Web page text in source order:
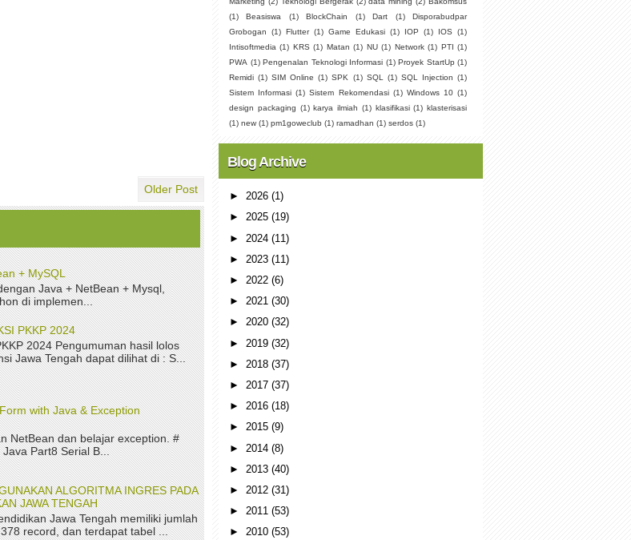
Older Post
+ MySQL
Java + NetBean + Mysql,
di implemen...
PKKP 2024
2024 Pengumuman hasil lolos
Jawa Tengah dapat dilihat di : S...
with Java & Exception
NetBean dan belajar exception. #
Part8 Serial B...
ALGORITMA INGRES PADA
JAWA TENGAH
Jawa Tengah memiliki jumlah
record, dan terdapat tabel ...
(1)
Beasiswa (1) BlockChain (1) Dart (1)
Disporabudpar
Grobogan
(1) Flutter (1) Game Edukasi (1) IOP (1) IOS
(1)
Intisoftmedia (1) KRS (1) Matan (1) NU (1) Network (1) PTI (1)
PWA (1) Pengenalan Teknologi Informasi (1) Proyek StartUp (1)
Remidi (1) SIM Online (1) SPK (1) SQL (1) SQL Injection (1)
Sistem Informasi (1) Sistem Rekomendasi (1) Windows 10 (1)
design packaging (1) karya ilmiah (1) klasifikasi (1) klasterisasi
(1) new (1) pm1goweclub (1) ramadhan (1) serdos (1)
Blog Archive
► 2026 (1)
► 2025 (19)
► 2024 (11)
► 2023 (11)
► 2022 (6)
► 2021 (30)
► 2020 (32)
► 2019 (32)
► 2018 (37)
► 2017 (37)
► 2016 (18)
► 2015 (9)
► 2014 (8)
► 2013 (40)
► 2012 (31)
► 2011 (53)
► 2010 (53)